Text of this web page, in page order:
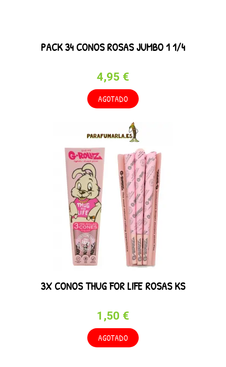
PACK 34 CONOS ROSAS JUMBO 1 1/4
4,95 €
AGOTADO
3X CONOS THUG FOR LIFE ROSAS KS
1,50 €
AGOTADO